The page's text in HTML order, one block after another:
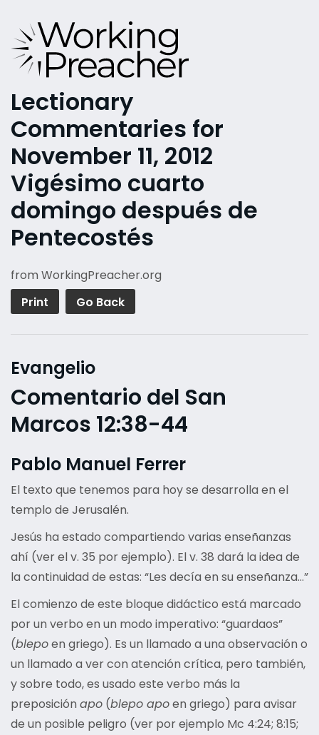
Lectionary
Commentaries for
November 11, 2012
Vigésimo cuarto
domingo después de
Pentecostés
from WorkingPreacher.org
Print
Go Back
Evangelio
Comentario del San
Marcos 12:38-44
Pablo Manuel Ferrer
El texto que tenemos para hoy se desarrolla en el
templo de Jerusalén.
Jesús ha estado compartiendo varias enseñanzas
ahí (ver el v. 35 por ejemplo). El v. 38 dará la idea de
la continuidad de estas: “Les decía en su enseñanza…”
El comienzo de este bloque didáctico está marcado
por un verbo en un modo imperativo: “guardaos”
(blepoen griego). Es un llamado a una observación o
un llamado a ver con atención crítica, pero también,
y sobre todo, es usado este verbo más la
preposición apo (blepo apoen griego) para avisar
de un posible peligro (ver por ejemplo Mc 4:24; 8:15;